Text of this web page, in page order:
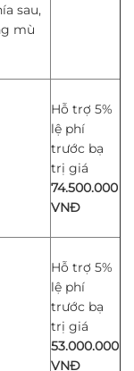
sau,
mù
Hỗ trợ 5%
lệ phí
trước bạ
trị giá
74.500.000
VNĐ
Hỗ trợ 5%
lệ phí
trước bạ
trị giá
53.000.000
VNĐ